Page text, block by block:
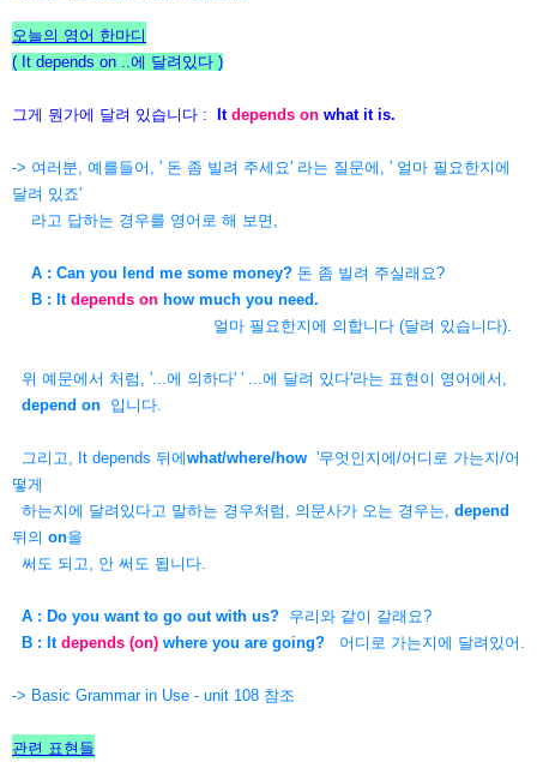
오늘의 영어 한마디
( It depends on ..에 달려있다 )
그게 뭔가에 달려 있습니다 : It depends on what it is.
-> 여러분, 예를들어, ' 돈 좀 빌려 주세요' 라는 질문에, ' 얼마 필요한지에
달려 있죠'
라고 답하는 경우를 영어로 해 보면,
A : Can you lend me some money? 돈 좀 빌려 주실래요?
B : It depends on how much you need.
얼마 필요한지에 의합니다 (달려 있습니다).
위 예문에서 처럼, '...에 의하다' ' ...에 달려 있다'라는 표현이 영어에서,
depend on 입니다.
그리고, It depends 뒤에what/where/how '무엇인지에/어디로 가는지/어
떻게
하는지에 달려있다고 말하는 경우처럼, 의문사가 오는 경우는, depend
뒤의 on을
써도 되고, 안 써도 됩니다.
A : Do you want to go out with us? 우리와 같이 갈래요?
B : It depends (on) where you are going? 어디로 가는지에 달려있어.
-> Basic Grammar in Use - unit 108 참조
관련 표현들